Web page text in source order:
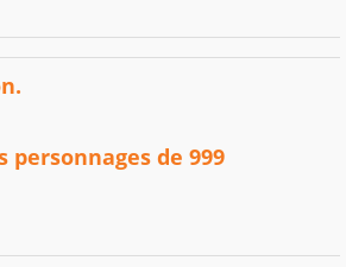
personnages de 999